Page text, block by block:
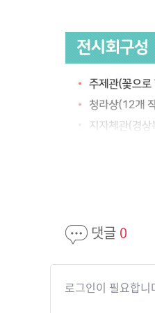
댓글 0
로그인이 필요합니